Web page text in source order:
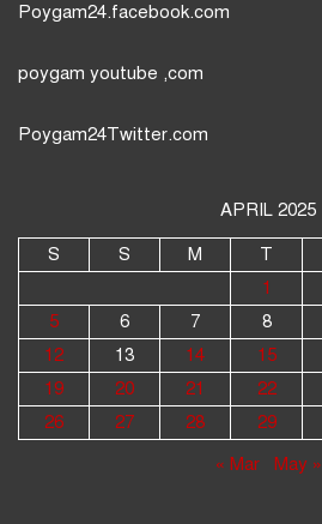
Poygam24.facebook.com
poygam youtube ,com
Poygam24Twitter.com
APRIL 2025
S S M T
1
5
6 7 8
12
13 14 15
19
20 21 22
26
27 28 29
« Mar
May »